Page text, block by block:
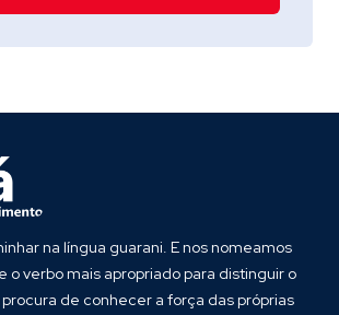
na língua guarani. E nos nomeamos
o verbo mais apropriado para distinguir o
de conhecer a força das próprias